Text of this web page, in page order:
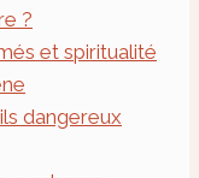
?
et spiritualité
dangereux